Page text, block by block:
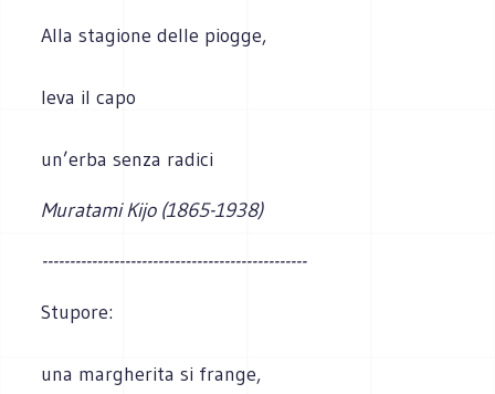
Alla stagione delle piogge,
leva il capo
un’erba senza radici
Muratami Kijo (1865-1938)
------------------------------------------------
Stupore:
una margherita si frange,